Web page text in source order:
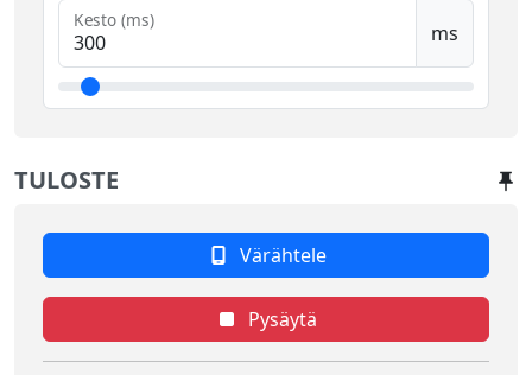
Kesto (ms)
ms
TULOSTE
Värähtele
Pysäytä